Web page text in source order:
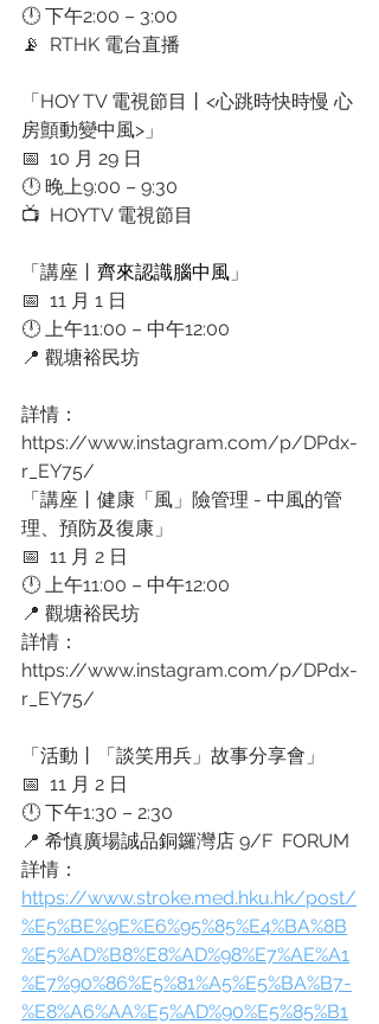
🕛 下午2:00 – 3:00
📡  RTHK 電台直播
「HOY TV 電視節目丨<心跳時快時慢 心
房顫動變中風>」
📅  10 月 29 日
🕛 晚上9:00 – 9:30
📺  HOYTV 電視節目
「講座丨 齊來認識腦中風 」
📅  11 月 1 日
🕛 上午11:00 – 中午12:00
📍 觀塘裕民坊
詳情：
https://www.instagram.com/p/DPdx-
r_EY75/
「講座丨健康「風」險管理 - 中風的管
理、預防及復康」
📅  11 月 2 日
🕛 上午11:00 – 中午12:00
📍 觀塘裕民坊
詳情：
https://www.instagram.com/p/DPdx-
r_EY75/
「活動丨「談笑用兵」故事分享會」
📅  11 月 2 日
🕛 下午1:30 – 2:30
📍 希慎廣場誠品銅鑼灣店 9/F  FORUM
詳情：
https://www.stroke.med.hku.hk/post/
%E5%BE%9E%E6%95%85%E4%BA%8B
%E5%AD%B8%E8%AD%98%E7%AE%A1
%E7%90%86%E5%81%A5%E5%BA%B7-
%E8%A6%AA%E5%AD%90%E5%85%B1